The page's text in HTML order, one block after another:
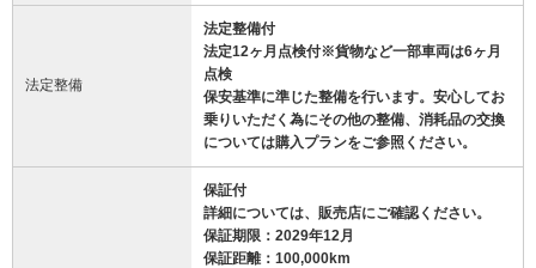
法定整備
法定整備付
法定12ヶ月点検付※貨物など一部車両は6ヶ月
点検
保安基準に準じた整備を行います。安心してお
乗りいただく為にその他の整備、消耗品の交換
については購入プランをご参照ください。
保証付
詳細については、販売店にご確認ください。
保証期限：2029年12月
保証距離：100,000km